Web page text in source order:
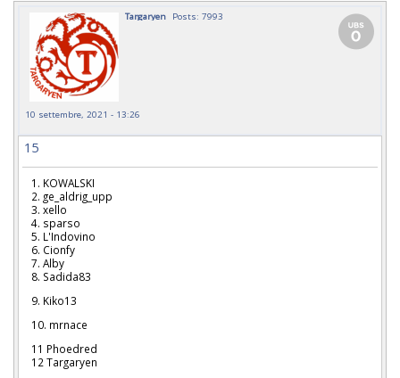
Targaryen Posts: 7993
10 settembre, 2021 - 13:26
15
1. KOWALSKI
2. ge_aldrig_upp
3. xello
4. sparso
5. L'Indovino
6. Cionfy
7. Alby
8. Sadida83
9. Kiko13
10. mrnace
11 Phoedred
12 Targaryen